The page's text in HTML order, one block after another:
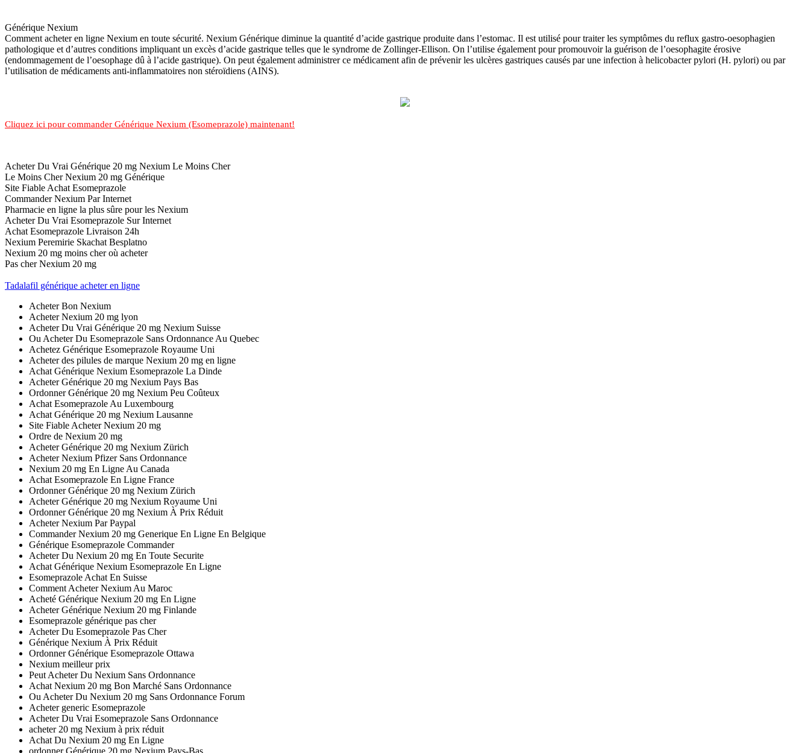
Générique Nexium
Comment acheter en ligne Nexium en toute sécurité. Nexium Générique diminue la quantité d’acide gastrique produite dans l’estomac. Il est utilisé pour traiter les symptômes du reflux gastro-oesophagien
pathologique et d’autres conditions impliquant un excès d’acide gastrique telles que le syndrome de Zollinger-Ellison. On l’utilise également pour promouvoir la guérison de l’oesophagite érosive
(endommagement de l’oesophage dû à l’acide gastrique). On peut également administrer ce médicament afin de prévenir les ulcères gastriques causés par une infection à helicobacter pylori (H. pylori) ou par
l’utilisation de médicaments anti-inflammatoires non stéroïdiens (AINS).
Cliquez ici pour commander Générique Nexium (Esomeprazole) maintenant!
Acheter Du Vrai Générique 20 mg Nexium Le Moins Cher
Le Moins Cher Nexium 20 mg Générique
Site Fiable Achat Esomeprazole
Commander Nexium Par Internet
Pharmacie en ligne la plus sûre pour les Nexium
Acheter Du Vrai Esomeprazole Sur Internet
Achat Esomeprazole Livraison 24h
Nexium Peremirie Skachat Besplatno
Nexium 20 mg moins cher où acheter
Pas cher Nexium 20 mg
Tadalafil générique acheter en ligne
Acheter Bon Nexium
Acheter Nexium 20 mg lyon
Acheter Du Vrai Générique 20 mg Nexium Suisse
Ou Acheter Du Esomeprazole Sans Ordonnance Au Quebec
Achetez Générique Esomeprazole Royaume Uni
Acheter des pilules de marque Nexium 20 mg en ligne
Achat Générique Nexium Esomeprazole La Dinde
Acheter Générique 20 mg Nexium Pays Bas
Ordonner Générique 20 mg Nexium Peu Coûteux
Achat Esomeprazole Au Luxembourg
Achat Générique 20 mg Nexium Lausanne
Site Fiable Acheter Nexium 20 mg
Ordre de Nexium 20 mg
Acheter Générique 20 mg Nexium Zürich
Acheter Nexium Pfizer Sans Ordonnance
Nexium 20 mg En Ligne Au Canada
Achat Esomeprazole En Ligne France
Ordonner Générique 20 mg Nexium Zürich
Acheter Générique 20 mg Nexium Royaume Uni
Ordonner Générique 20 mg Nexium À Prix Réduit
Acheter Nexium Par Paypal
Commander Nexium 20 mg Generique En Ligne En Belgique
Générique Esomeprazole Commander
Acheter Du Nexium 20 mg En Toute Securite
Achat Générique Nexium Esomeprazole En Ligne
Esomeprazole Achat En Suisse
Comment Acheter Nexium Au Maroc
Acheté Générique Nexium 20 mg En Ligne
Acheter Générique Nexium 20 mg Finlande
Esomeprazole générique pas cher
Acheter Du Esomeprazole Pas Cher
Générique Nexium À Prix Réduit
Ordonner Générique Esomeprazole Ottawa
Nexium meilleur prix
Peut Acheter Du Nexium Sans Ordonnance
Achat Nexium 20 mg Bon Marché Sans Ordonnance
Ou Acheter Du Nexium 20 mg Sans Ordonnance Forum
Acheter generic Esomeprazole
Acheter Du Vrai Esomeprazole Sans Ordonnance
acheter 20 mg Nexium à prix réduit
Achat Du Nexium 20 mg En Ligne
ordonner Générique 20 mg Nexium Pays-Bas